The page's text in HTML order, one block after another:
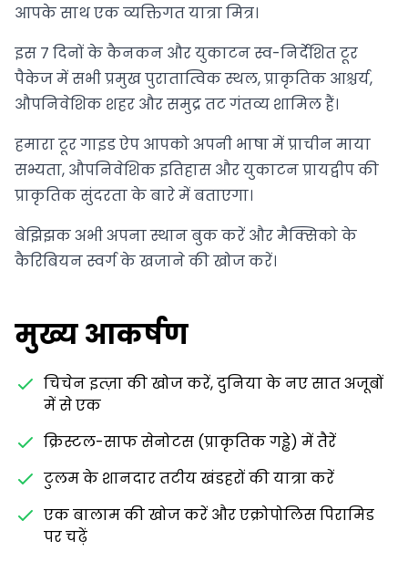
आपके साथ एक व्यक्तिगत यात्रा मित्र।
इस 7 दिनों के कैनकन और युकाटन स्व-निर्देशित टूर
पैकेज में सभी प्रमुख पुरातात्विक स्थल, प्राकृतिक आश्चर्य,
औपनिवेशिक शहर और समुद्र तट गंतव्य शामिल हैं।
हमारा टूर गाइड ऐप आपको अपनी भाषा में प्राचीन माया
सभ्यता, औपनिवेशिक इतिहास और युकाटन प्रायद्वीप की
प्राकृतिक सुंदरता के बारे में बताएगा।
बेझिझक अभी अपना स्थान बुक करें और मैक्सिको के
कैरिबियन स्वर्ग के खजाने की खोज करें।
मुख्य आकर्षण
चिचेन इत्ज़ा की खोज करें, दुनिया के नए सात अजूबों
में से एक
क्रिस्टल-साफ सेनोटस (प्राकृतिक गड्ढे) में तैरें
टुलम के शानदार तटीय खंडहरों की यात्रा करें
एक बालाम की खोज करें और एक्रोपोलिस पिरामिड
पर चढ़ें